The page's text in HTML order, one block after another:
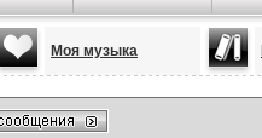
Моя музыка